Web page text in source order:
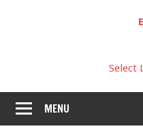
Select
MENU